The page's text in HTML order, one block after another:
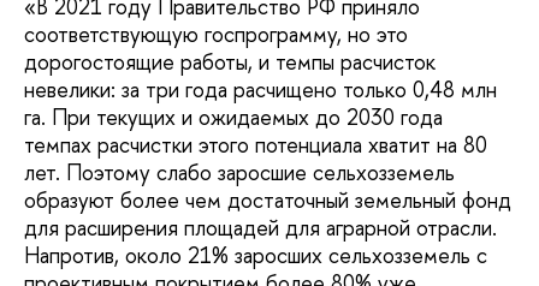
«В 2021 году Правительство РФ приняло
соответствующую госпрограмму, но это
дорогостоящие работы, и темпы расчисток
невелики: за три года расчищено только 0,48 млн
га. При текущих и ожидаемых до 2030 года
темпах расчистки этого потенциала хватит на 80
лет. Поэтому слабо заросшие сельхозземель
образуют более чем достаточный земельный фонд
для расширения площадей для аграрной отрасли.
Напротив, около 21% заросших сельхозземель с